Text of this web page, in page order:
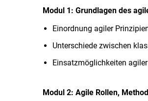
Modul 1: Grundlagen des
Einordnung agiler
Unterschiede zwischen
Einsatzmöglichkeiten
Modul 2: Agile Rollen,